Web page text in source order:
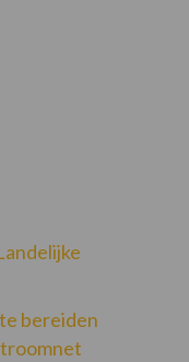
bereiden